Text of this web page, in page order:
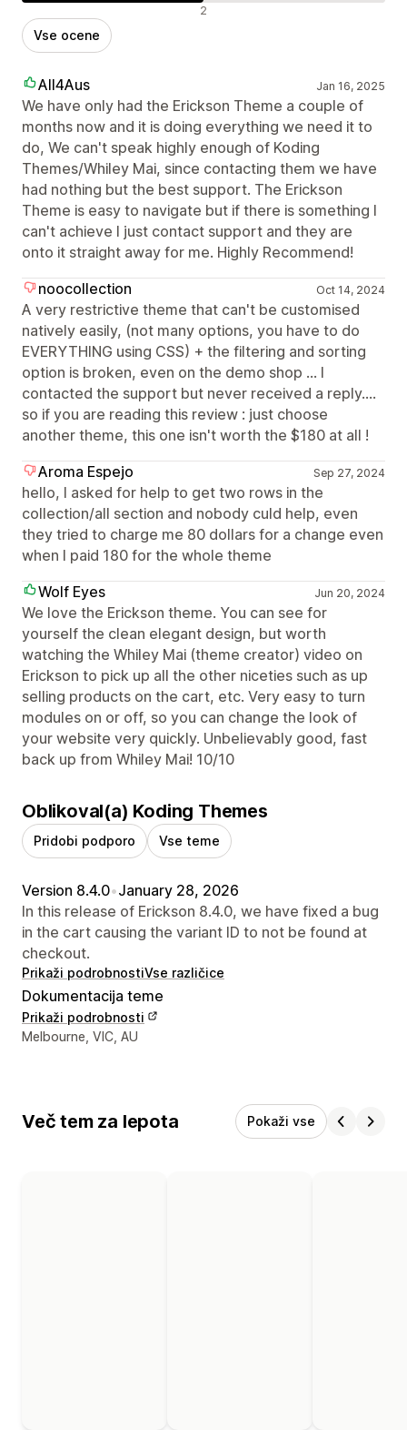
2
Vse ocene
All4Aus Jan 16, 2025
We have only had the Erickson Theme a couple of
months now and it is doing everything we need it to
do, We can't speak highly enough of Koding
Themes/Whiley Mai, since contacting them we have
had nothing but the best support. The Erickson
Theme is easy to navigate but if there is something I
can't achieve I just contact support and they are
onto it straight away for me. Highly Recommend!
noocollection
Oct 14, 2024
A very restrictive theme that can't be customised
natively easily, (not many options, you have to do
EVERYTHING using CSS) + the filtering and sorting
option is broken, even on the demo shop ... I
contacted the support but never received a reply....
so if you are reading this review : just choose
another theme, this one isn't worth the $180 at all !
Aroma Espejo
Sep 27, 2024
hello, I asked for help to get two rows in the
collection/all section and nobody culd help, even
they tried to charge me 80 dollars for a change even
when I paid 180 for the whole theme
Wolf Eyes
Jun 20, 2024
We love the Erickson theme. You can see for
yourself the clean elegant design, but worth
watching the Whiley Mai (theme creator) video on
Erickson to pick up all the other niceties such as up
selling products on the cart, etc. Very easy to turn
modules on or off, so you can change the look of
your website very quickly. Unbelievably good, fast
back up from Whiley Mai! 10/10
Oblikoval(a) Koding Themes
Pridobi podporo Vse teme
Version 8.4.0•January 28, 2026
In this release of Erickson 8.4.0, we have fixed a bug
in the cart causing the variant ID to not be found at
checkout.
Prikaži podrobnostiVse različice
Dokumentacija teme
Prikaži podrobnosti
Podatki za stik z oblikovalcem
Melbourne, VIC, AU
Več tem za lepota Pokaži vse